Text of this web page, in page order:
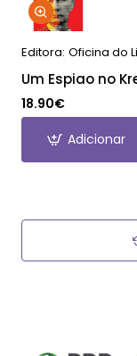
Editora: Oficina do
Um Espiao no
18.90€
Adicionar